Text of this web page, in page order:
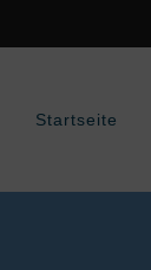
Startseite